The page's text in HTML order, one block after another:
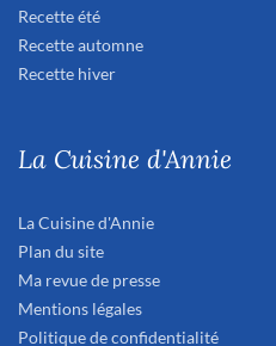
Recette été
Recette automne
Recette hiver
La Cuisine d'Annie
La Cuisine d'Annie
Plan du site
Ma revue de presse
Mentions légales
Politique de confidentialité